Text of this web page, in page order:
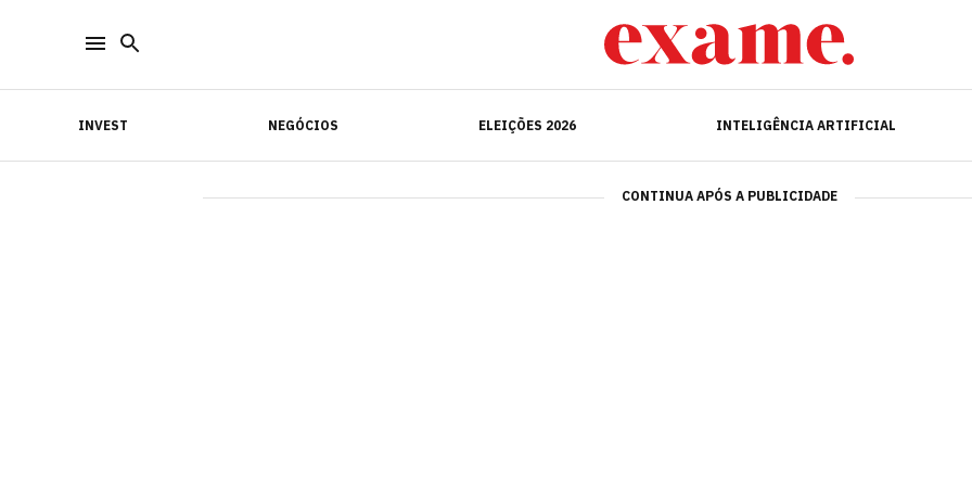
INVEST NEGÓCIOS ELEIÇÕES 2026 INTELIGÊNCIA ARTIFICIAL
INVEST INTELIGÊNCIA ARTIFICIAL
CONTINUA APÓS A PUBLICIDADE